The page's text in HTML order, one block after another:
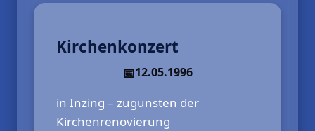
Kirchenkonzert
12.05.1996
in Inzing – zugunsten der
Kirchenrenovierung